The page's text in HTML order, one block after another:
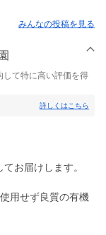
みんなの投稿を見る
して特に高い評価を得
詳しくはこちら
お届けします。
用せず良質の有機